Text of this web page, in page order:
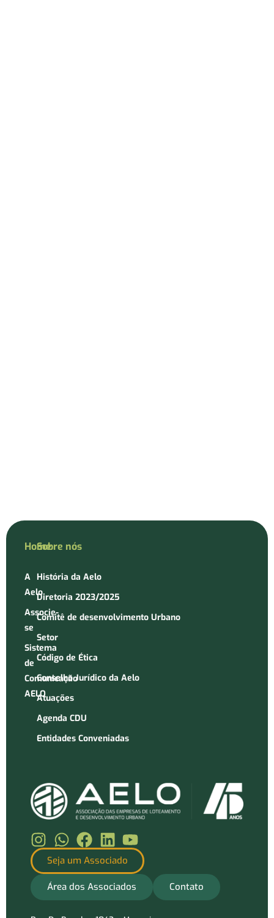
Home
A
Aelo
Associe-
se
Sistema
de
Comunicação
AELO
Sobre nós
História da Aelo
Diretoria 2023/2025
Comitê de desenvolvimento Urbano
Setor
Código de Ética
Conselho Jurídico da Aelo
Atuações
Agenda CDU
Entidades Conveniadas
Seja um Associado
Área dos Associados Contato